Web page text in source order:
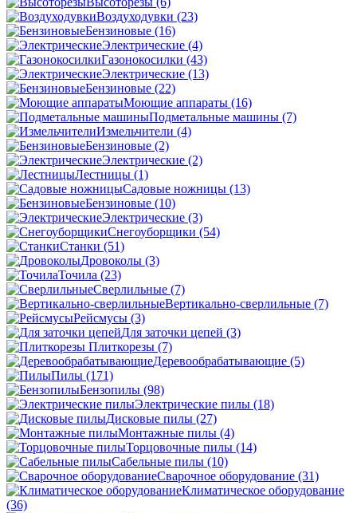
Воздуходувки (23)
Бензиновые (16)
Электрические (4)
Газонокосилки (43)
Электрические (13)
Бензиновые (22)
Моющие аппараты (16)
Подметальные машины (7)
Измельчители (4)
Бензиновые (2)
Электрические (2)
Лестницы (1)
Садовые ножницы (13)
Бензиновые (10)
Электрические (3)
Снегоуборщики (54)
Станки (51)
Дровоколы (3)
Точила (23)
Сверлильные (7)
Вертикально-сверлильные (7)
Рейсмусы (3)
Для заточки цепей (3)
Плиткорезы (7)
Деревообрабатывающие (5)
Пилы (171)
Бензопилы (98)
Электрические пилы (18)
Дисковые пилы (27)
Монтажные пилы (4)
Торцовочные пилы (14)
Сабельные пилы (10)
Сварочное оборудование (31)
Климатическое оборудование
(36)